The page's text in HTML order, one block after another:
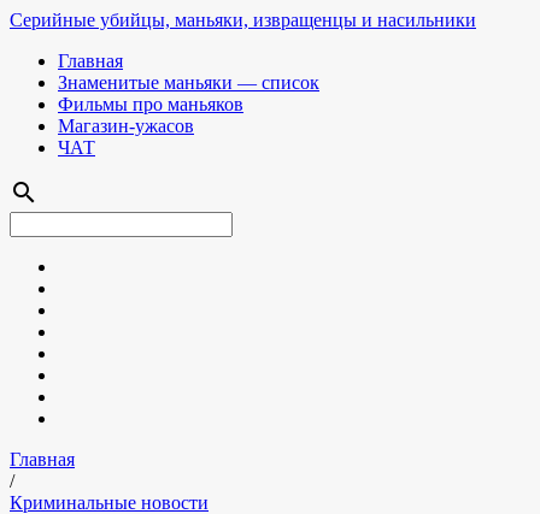
Серийные убийцы, маньяки, извращенцы и насильники
Главная
Знаменитые маньяки — список
Фильмы про маньяков
Магазин-ужасов
ЧАТ
search
Главная
/
Криминальные новости